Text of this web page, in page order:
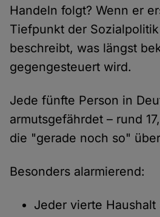
Handeln folgt? Wenn er
Tiefpunkt der
beschreibt, was längst
gegengesteuert wird.
Jede fünfte Person in
armutsgefährdet – rund
die "gerade noch so"
Besonders alarmierend:
Jeder vierte Haushalt